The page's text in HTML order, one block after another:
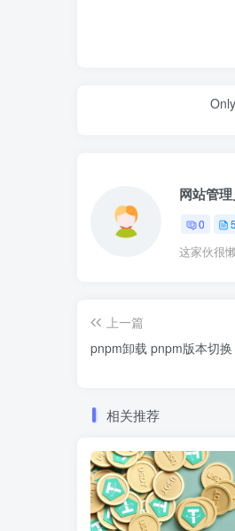
网站管
0
这家伙很
上一篇
pnpm卸载 pnpm版本切
相关推荐